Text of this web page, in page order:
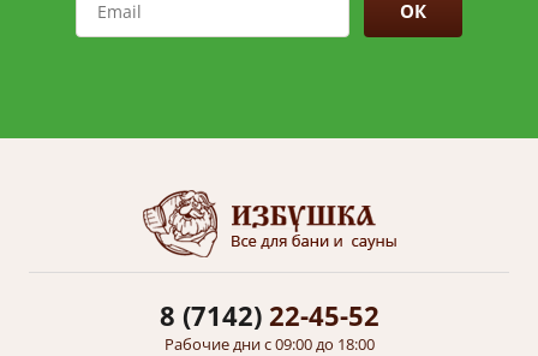
ОК
8 (7142)22-45-52
Рабочие дни с 09:00 до 18:00